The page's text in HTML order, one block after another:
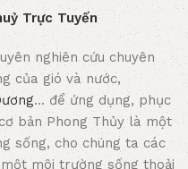
Trực Tuyến
nghiên cứu chuyên
của gió và nước,
… để ứng dụng, phục
bản Phong Thủy là một
sống, cho chúng ta các
môi trường sống thoải